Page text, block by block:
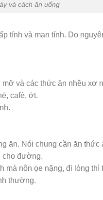
và cách ăn uống
tính và mạn tính. Do
và các thức ăn nhều xơ
café, ớt.
ăn. Nói chung cần ăn
cho đường.
mà nôn ọe nặng, đi lỏng
thường.